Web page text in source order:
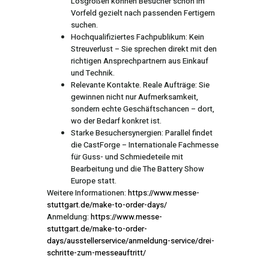
Vorfeld gezielt nach passenden Fertigern
suchen.
Hochqualifiziertes Fachpublikum: Kein
Streuverlust – Sie sprechen direkt mit den
richtigen Ansprechpartnern aus Einkauf
und Technik.
Relevante Kontakte. Reale Aufträge: Sie
gewinnen nicht nur Aufmerksamkeit,
sondern echte Geschäftschancen – dort,
wo der Bedarf konkret ist.
Starke Besuchersynergien: Parallel findet
die CastForge – Internationale Fachmesse
für Guss- und Schmiedeteile mit
Bearbeitung und die The Battery Show
Europe statt.
Weitere Informationen: https://www.messe-
stuttgart.de/make-to-order-days/
Anmeldung: https://www.messe-
stuttgart.de/make-to-order-
days/ausstellerservice/anmeldung-service/drei-
schritte-zum-messeauftritt/